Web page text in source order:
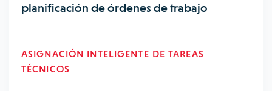
planificación de órdenes de trabajo
ASIGNACIÓN INTELIGENTE DE TAREAS
TÉCNICOS